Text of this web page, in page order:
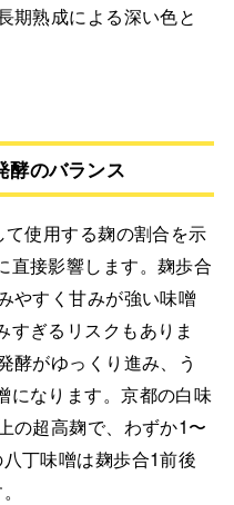
期熟成による深い色と
酵のバランス
て使用する麹の割合を示
直接影響します。麹歩合
やすく甘みが強い味噌
すぎるリスクもありま
酵がゆっくり進み、う
になります。京都の白味
の超高麹で、わずか1〜
丁味噌は麹歩合1前後